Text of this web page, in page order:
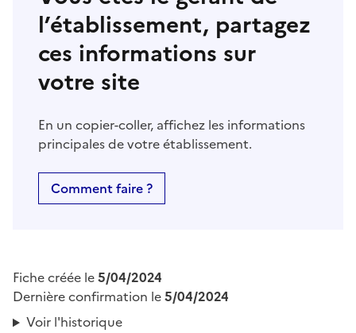
l’établissement, partagez
ces informations sur
votre site
En un copier-coller, affichez les informations
principales de votre établissement.
Comment faire ?
Fiche créée le5/04/2024
Dernière confirmation le5/04/2024
Voir l'historique